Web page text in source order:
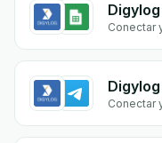
Conectar
Conectar